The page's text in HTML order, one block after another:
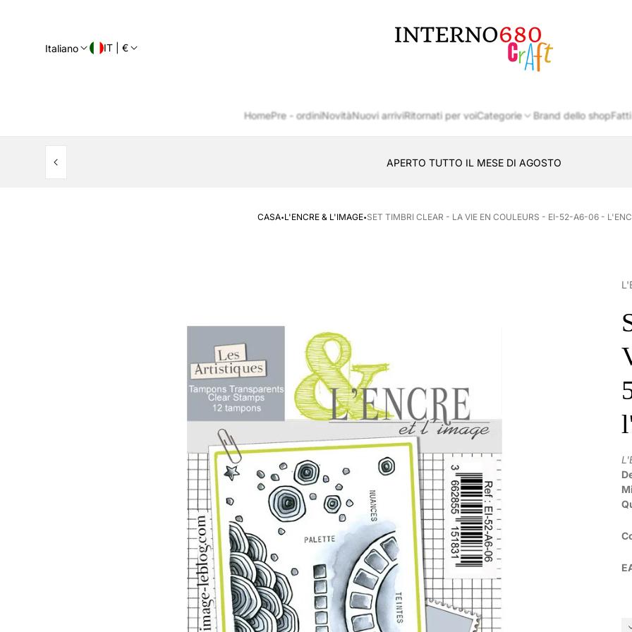
Italiano IT | €
del
negozio
HomePre - ordiniNovitàNuovi arriviRitornati per voiCategorie Brand dello shop
CONSEGNA AL LOCKER INPOST
CASA·L'ENCRE & L'IMAGE·SET TIMBRI CLEAR - LA VIE EN COULEURS - EI-52-A6-06 -